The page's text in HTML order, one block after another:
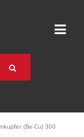
(Be-Cu) 300